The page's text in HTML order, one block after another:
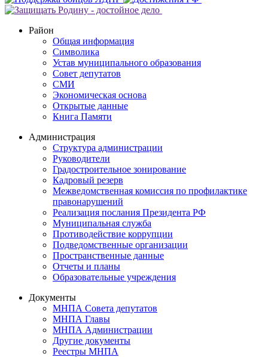
Район
Общая информация
Символика
Устав муниципального образования
Совет депутатов
СМИ
Экономическая основа
Открытые данные
Книга Памяти
Администрация
Структура администрации
Руководители
Градостроительное зонирование
Кадровый резерв
Межведомственная комиссия по профилактике
правонарушений
Реализация послания Президента РФ
Муниципальная служба
Противодействие коррупции
Подведомственные организации
Пространственные данные
Отчеты и планы
Образовательные учреждения
Документы
МНПА Совета депутатов
МНПА Главы
МНПА Администрации
Другие документы
Реестры МНПА